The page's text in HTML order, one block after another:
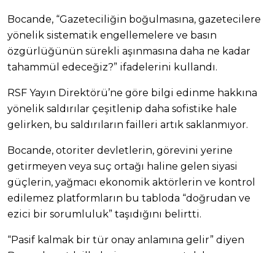
Bocande, “Gazeteciliğin boğulmasına, gazetecilere
yönelik sistematik engellemelere ve basın
özgürlüğünün sürekli aşınmasına daha ne kadar
tahammül edeceğiz?” ifadelerini kullandı.
RSF Yayın Direktörü’ne göre bilgi edinme hakkına
yönelik saldırılar çeşitlenip daha sofistike hale
gelirken, bu saldırıların failleri artık saklanmıyor.
Bocande, otoriter devletlerin, görevini yerine
getirmeyen veya suç ortağı haline gelen siyasi
güçlerin, yağmacı ekonomik aktörlerin ve kontrol
edilemez platformların bu tabloda “doğrudan ve
ezici bir sorumluluk” taşıdığını belirtti.
“Pasif kalmak bir tür onay anlamına gelir” diyen